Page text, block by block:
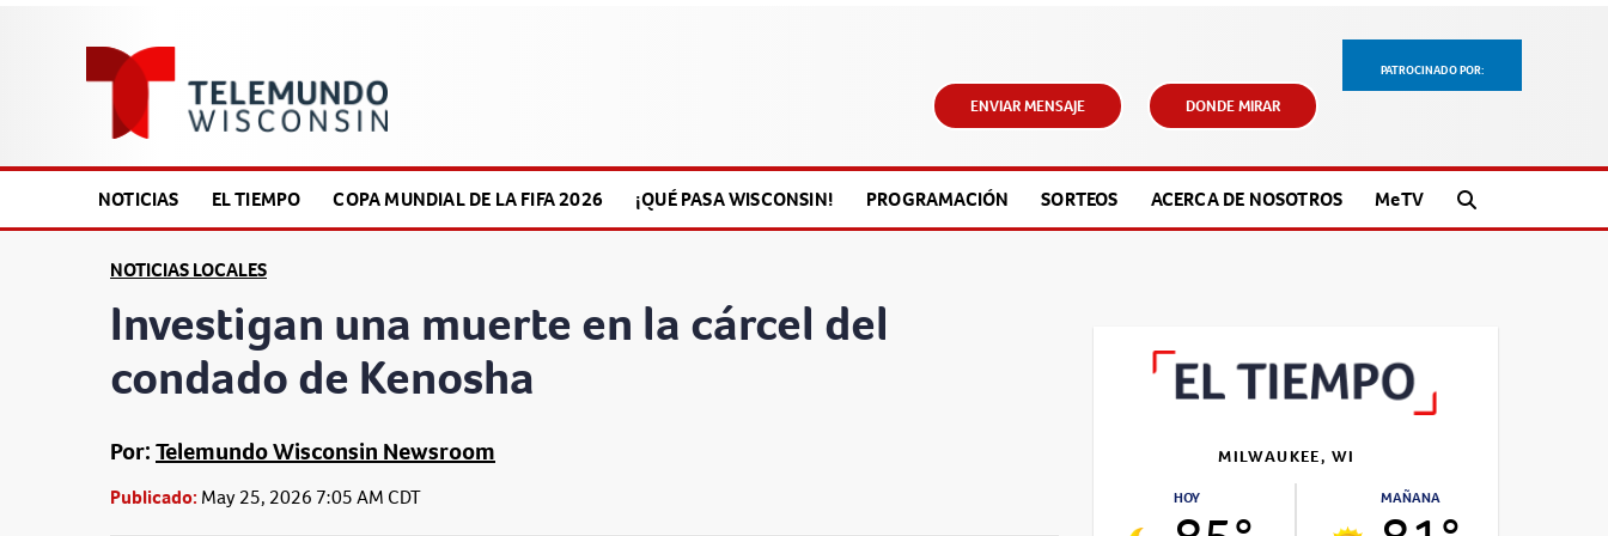
PATROCINADO POR:
ENVIAR MENSAJE DONDE MIRAR
NOTICIAS EL TIEMPO COPA MUNDIAL DE LA FIFA 2026 ¡QUÉ PASA WISCONSIN! PROGRAMACIÓN SORTEOS ACERCA DE NOSOTROS MeTV
NOTICIAS LOCALES
Investigan una muerte en la cárcel del
condado de Kenosha
Por:Telemundo Wisconsin Newsroom
Publicado: May 25, 2026 7:05 AM CDT
MILWAUKEE, WI
HOY MAÑANA